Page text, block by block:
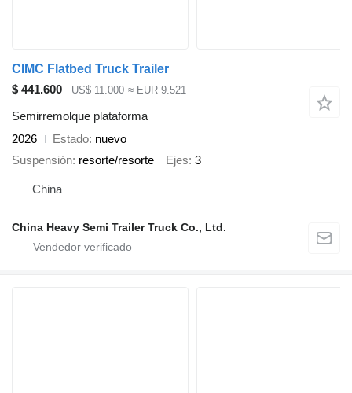
CIMC Flatbed Truck Trailer
$ 441.600
US$ 11.000 ≈ EUR 9.521
Semirremolque plataforma
2026
Estado nuevo
Suspensión resorte/resorte Ejes 3
China
China Heavy Semi Trailer Truck Co., Ltd.